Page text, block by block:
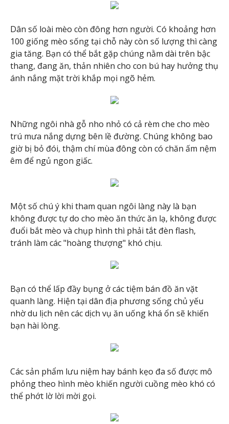
Dân số loài mèo còn đông hơn người. Có khoảng hơn
100 giống mèo sống tại chỗ này còn số lượng thì càng
gia tăng. Bạn có thể bắt gặp chúng nằm dài trên bậc
thang, đang ăn, thản nhiên cho con bú hay hưởng thụ
ánh nắng mặt trời khắp mọi ngõ hẻm.
Những ngôi nhà gỗ nho nhỏ có cả rèm che cho mèo
trú mưa nắng dựng bên lề đường. Chúng không bao
giờ bị bỏ đói, thậm chí mùa đông còn có chăn ấm nệm
êm để ngủ ngon giấc.
Một số chú ý khi tham quan ngôi làng này là bạn
không được tự do cho mèo ăn thức ăn lạ, không được
đuổi bắt mèo và chụp hình thì phải tắt đèn flash,
tránh làm các "hoàng thượng" khó chịu.
Bạn có thể lấp đầy bụng ở các tiệm bán đồ ăn vặt
quanh làng. Hiện tại dân địa phương sống chủ yếu
nhờ du lịch nên các dịch vụ ăn uống khá ổn sẽ khiến
bạn hài lòng.
Các sản phẩm lưu niệm hay bánh kẹo đa số được mô
phỏng theo hình mèo khiến người cuồng mèo khó có
thể phớt lờ lời mời gọi.